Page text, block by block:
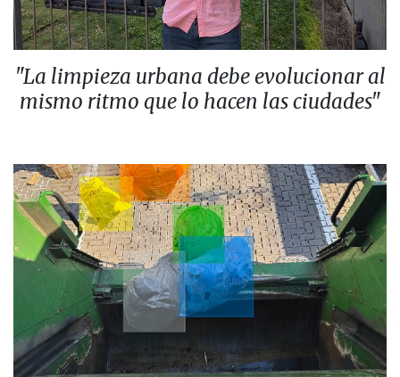
"La limpieza urbana debe evolucionar al
mismo ritmo que lo hacen las ciudades"